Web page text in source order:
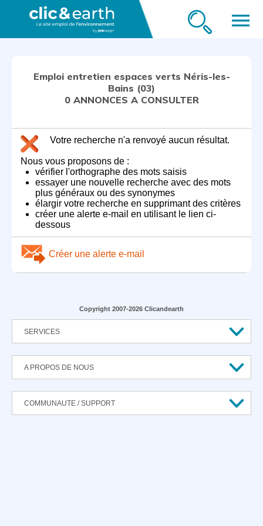
menu
Emploi entretien espaces verts Néris-les-
Bains (03)
0 ANNONCES A CONSULTER
Votre recherche n'a renvoyé aucun résultat.
Nous vous proposons de :
vérifier l'orthographe des mots saisis
essayer une nouvelle recherche avec des mots
plus généraux ou des synonymes
élargir votre recherche en supprimant des critères
créer une alerte e-mail en utilisant le lien ci-
dessous
Créer une alerte e-mail
Copyright 2007-2026 Clicandearth
SERVICES
A PROPOS DE NOUS
COMMUNAUTE / SUPPORT